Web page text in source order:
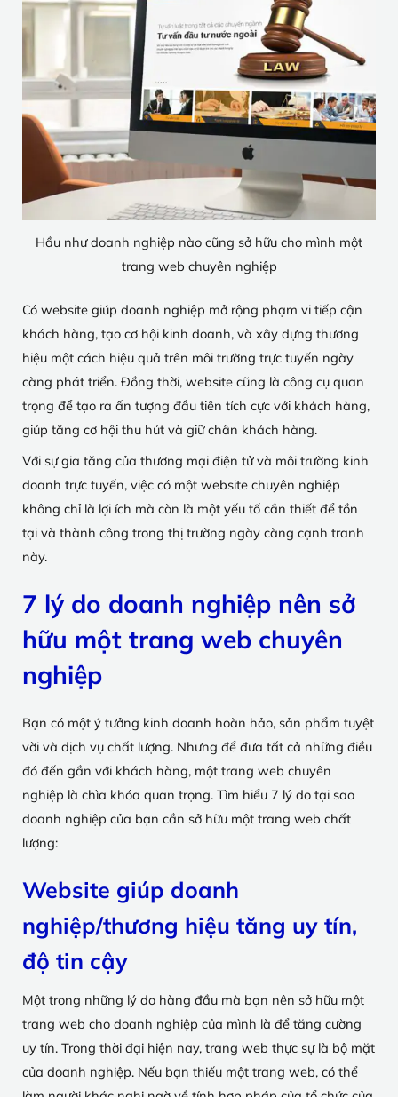
Hầu như doanh nghiệp nào cũng sở hữu cho mình một
trang web chuyên nghiệp
Có website giúp doanh nghiệp mở rộng phạm vi tiếp cận
khách hàng, tạo cơ hội kinh doanh, và xây dựng thương
hiệu một cách hiệu quả trên môi trường trực tuyến ngày
càng phát triển. Đồng thời, website cũng là công cụ quan
trọng để tạo ra ấn tượng đầu tiên tích cực với khách hàng,
giúp tăng cơ hội thu hút và giữ chân khách hàng.
Với sự gia tăng của thương mại điện tử và môi trường kinh
doanh trực tuyến, việc có một website chuyên nghiệp
không chỉ là lợi ích mà còn là một yếu tố cần thiết để tồn
tại và thành công trong thị trường ngày càng cạnh tranh
này.
7 lý do doanh nghiệp nên sở
hữu một trang web chuyên
nghiệp
Bạn có một ý tưởng kinh doanh hoàn hảo, sản phẩm tuyệt
vời và dịch vụ chất lượng. Nhưng để đưa tất cả những điều
đó đến gần với khách hàng, một trang web chuyên
nghiệp là chìa khóa quan trọng. Tìm hiểu 7 lý do tại sao
doanh nghiệp của bạn cần sở hữu một trang web chất
lượng:
Website giúp doanh
nghiệp/thương hiệu tăng uy tín,
độ tin cậy
Một trong những lý do hàng đầu mà bạn nên sở hữu một
trang web cho doanh nghiệp của mình là để tăng cường
uy tín. Trong thời đại hiện nay, trang web thực sự là bộ mặt
của doanh nghiệp. Nếu bạn thiếu một trang web, có thể